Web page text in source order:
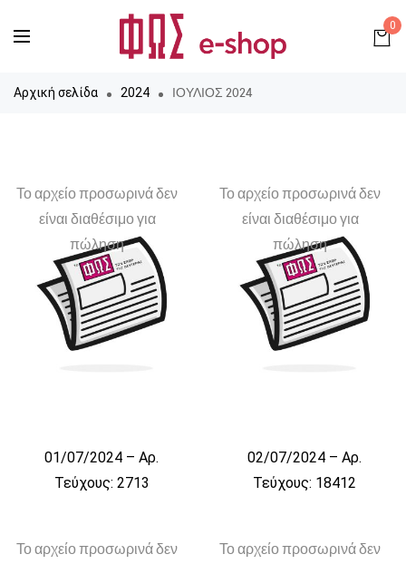
0
Αρχική σελίδα 2024 ΙΟΥΛΙΟΣ 2024
Το αρχείο προσωρινά δεν
είναι διαθέσιμο για
πώληση
01/07/2024 – Αρ.
Τεύχους: 2713
Το αρχείο προσωρινά δεν
είναι διαθέσιμο για
πώληση
02/07/2024 – Αρ.
Τεύχους: 18412
Το αρχείο προσωρινά δεν
Το αρχείο προσωρινά δεν